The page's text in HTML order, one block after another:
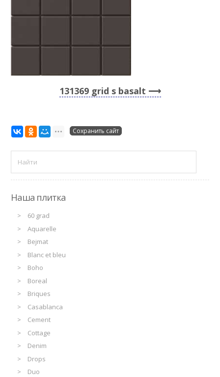
131369 grid s basalt
Сохранить сайт
Наша плитка
60 grad
Aquarelle
Bejmat
Blanc et bleu
Boho
Boreal
Briques
Casablanca
Cement
Cottage
Denim
Drops
Duo